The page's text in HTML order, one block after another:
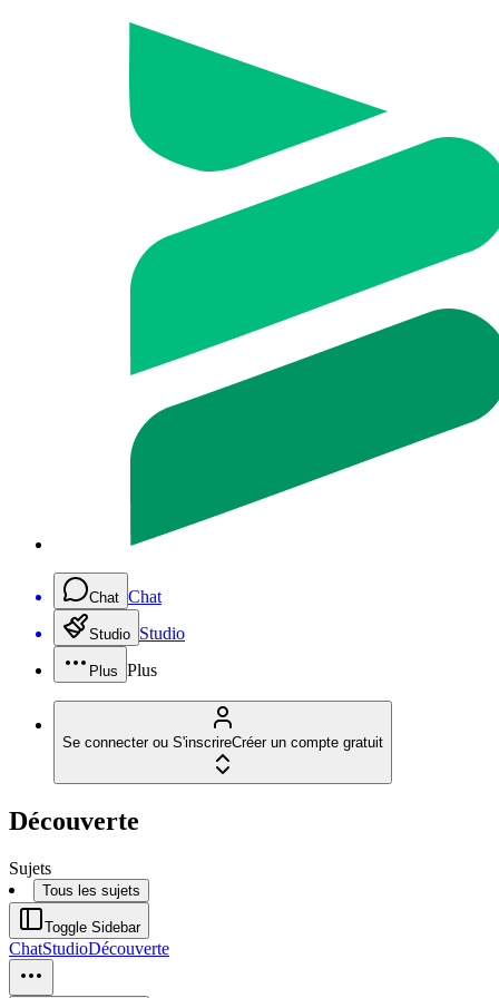
Chat Chat
Studio Studio
Plus Plus
Se connecter ou S'inscrireCréer un compte gratuit
Découverte
Sujets
Tous les sujets
Toggle Sidebar
ChatStudioDécouverte